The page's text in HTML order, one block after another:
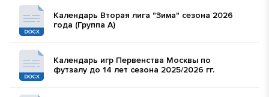
Календарь Вторая лига "Зима" сезона 2026
года (Группа А)
Календарь игр Первенства Москвы по
футзалу до 14 лет сезона 2025/2026 гг.